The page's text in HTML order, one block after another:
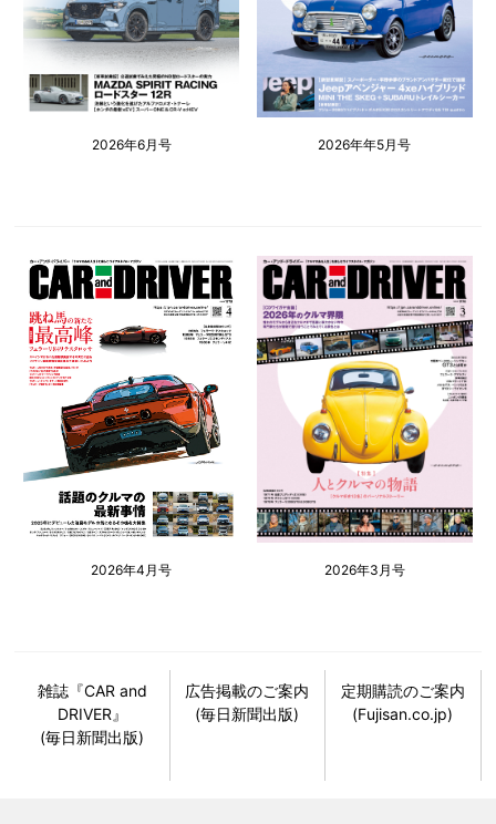
2026年6月号 2026年年5月号
2026年4月号 2026年3月号
雑誌『CAR and
DRIVER』
(毎日新聞出版)
広告掲載のご案内
(毎日新聞出版)
定期購読のご案内
(Fujisan.co.jp)